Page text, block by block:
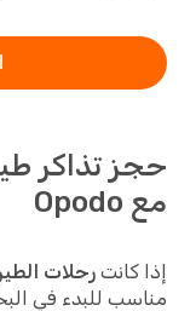
حجز تذاكر
مع Opodo
إذا كانت رحلات
مناسب للبدء في